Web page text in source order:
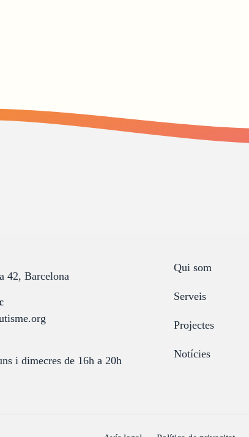
42, Barcelona
:
i dimecres de 16h a 20h
Qui som
Serveis
Projectes
Notícies